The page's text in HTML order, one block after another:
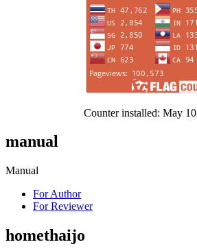
Counter installed: May
manual
Manual
For Author
For Reviewer
homethaijo